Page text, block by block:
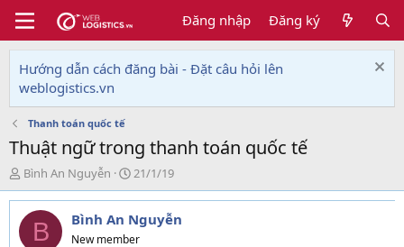
Đăng nhập Đăng ký
Hướng dẫn cách đăng bài - Đặt câu hỏi lên
weblogistics.vn
Thanh toán quốc tế
Thuật ngữ trong thanh toán quốc tế
T
h
r
e
Bình An Nguyễn
N
g
à
y
g
21/1/19
B Bình An Nguyễn
New member